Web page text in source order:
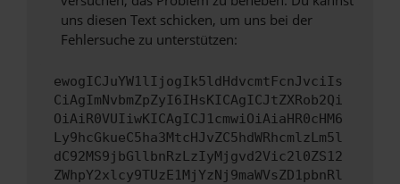
uns diesen Text schicken, um uns bei der
Fehlersuche zu unterstützen:
ewogICJuYW1lIjogIk5ldHdvcmtFcnJvciIs
CiAgImNvbmZpZyI6IHsKICAgICJtZXRob2Qi
OiAiR0VUIiwKICAgICJ1cmwiOiAiaHR0cHM6
Ly9hcGkueC5ha3MtcHJvZC5hdWRhcmlzLm5l
dC92MS9jbGllbnRzLzIyMjgvd2Vic2l0ZS12
ZWhpY2xlcy9TUzE1MjYzNj9maWVsZD1pbnRl